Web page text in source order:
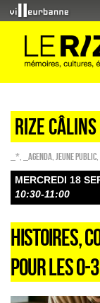
Rize câlins
_* _Agenda Jeune public
MERCREDI 18
10:30-11:00
HISTOIRES,
POUR LES 0-